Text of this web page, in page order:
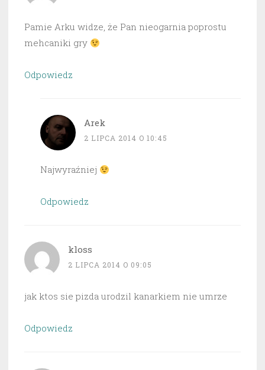
Pamie Arku widze, że Pan nieogarnia poprostu
mehcaniki gry
Odpowiedz
Arek
2 LIPCA 2014 O 10:45
Najwyraźniej
Odpowiedz
kloss
2 LIPCA 2014 O 09:05
jak ktos sie pizda urodzil kanarkiem nie umrze
Odpowiedz